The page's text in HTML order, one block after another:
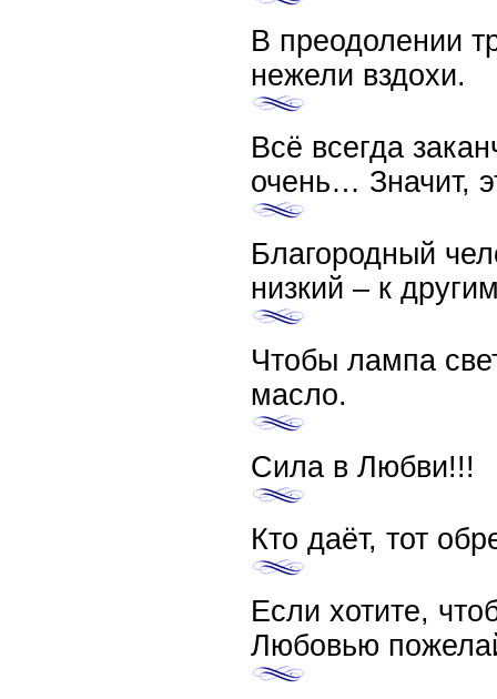
В преодолении
нежели вздохи.
Всё всегда
очень… Значит,
Благородный
низкий – к
Чтобы лампа
масло.
Сила в Любви!!!
Кто даёт, тот
Если хотите,
Любовью